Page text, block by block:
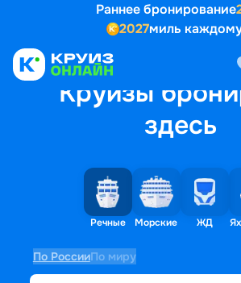
Раннее бронирование
2027миль
Круизы
здесь
Речные Морские ЖД
По РоссииПо миру